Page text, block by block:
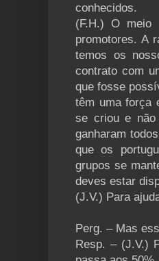
conhecidos.
(F.H.) O meio
promotores. A
temos os
contrato com
que fosse
têm uma força
se criou e não
ganharam
que os
grupos se
deves estar
(J.V.) Para
Perg. – Mas
Resp. – (J.V.)